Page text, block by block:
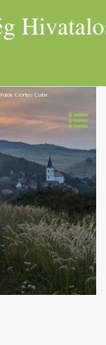
Fotók: Csontos Csaba